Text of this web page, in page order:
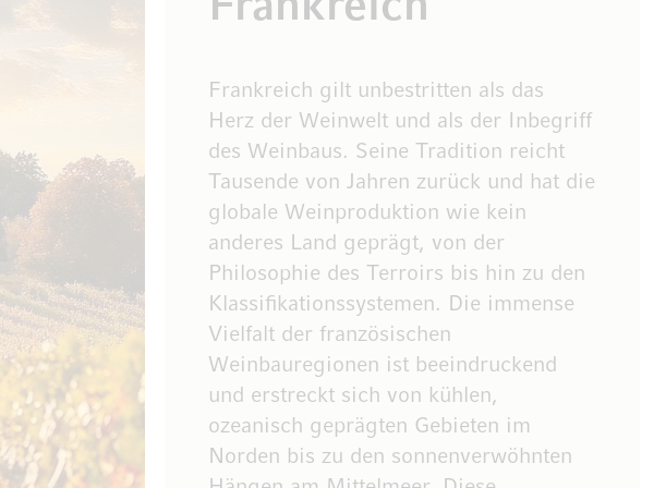
Frankreich gilt unbestritten als das
Herz der Weinwelt und als der Inbegriff
des Weinbaus. Seine Tradition reicht
Tausende von Jahren zurück und hat die
globale Weinproduktion wie kein
anderes Land geprägt, von der
Philosophie des Terroirs bis hin zu den
Klassifikationssystemen. Die immense
Vielfalt der französischen
Weinbauregionen ist beeindruckend
und erstreckt sich von kühlen,
ozeanisch geprägten Gebieten im
Norden bis zu den sonnenverwöhnten